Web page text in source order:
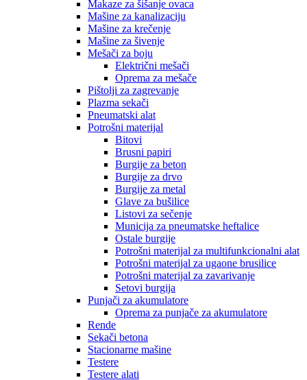
Makaze za šišanje ovaca
Mašine za kanalizaciju
Mašine za krečenje
Mašine za šivenje
Mešači za boju
Električni mešači
Oprema za mešače
Pištolji za zagrevanje
Plazma sekači
Pneumatski alat
Potrošni materijal
Bitovi
Brusni papiri
Burgije za beton
Burgije za drvo
Burgije za metal
Glave za bušilice
Listovi za sečenje
Municija za pneumatske heftalice
Ostale burgije
Potrošni materijal za multifunkcionalni alat
Potrošni materijal za ugaone brusilice
Potrošni materijal za zavarivanje
Setovi burgija
Punjači za akumulatore
Oprema za punjače za akumulatore
Rende
Sekači betona
Stacionarne mašine
Testere
Testere alati